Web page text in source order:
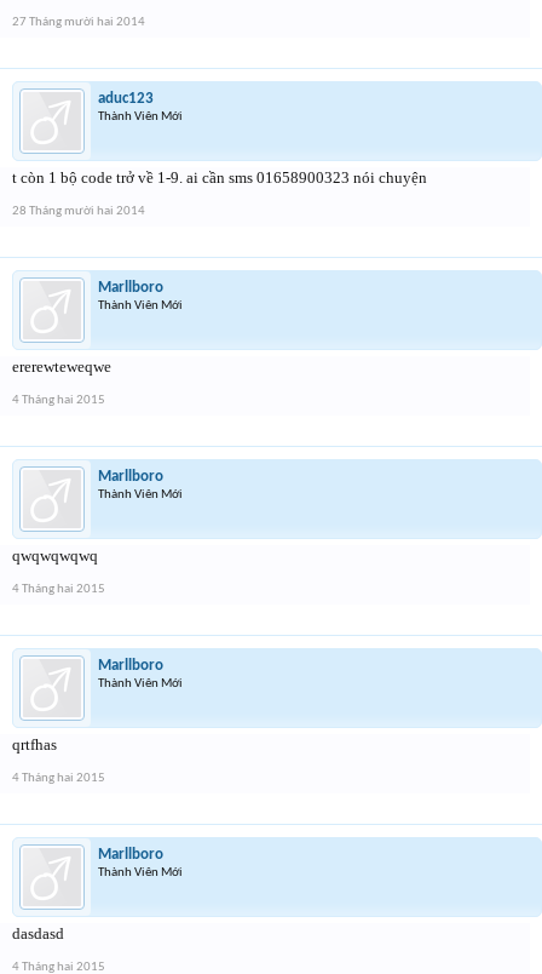
27 Tháng mười hai 2014
aduc123
Thành Viên Mới
t còn 1 bộ code trở về 1-9. ai cần sms 01658900323 nói chuyện
28 Tháng mười hai 2014
Marllboro
Thành Viên Mới
ererewteweqwe
4 Tháng hai 2015
Marllboro
Thành Viên Mới
qwqwqwqwq
4 Tháng hai 2015
Marllboro
Thành Viên Mới
qrtfhas
4 Tháng hai 2015
Marllboro
Thành Viên Mới
dasdasd
4 Tháng hai 2015